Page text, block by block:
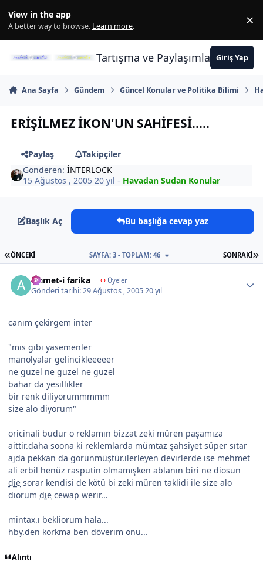
View in the app
A better way to browse. Learn more. ×
Tartışma ve PaylaşımlarınGiriş Yap
Ana Sayfa Gündem Güncel Konular ve Politika Bilimi
ERİŞİLMEZ İKON'UN SAHİFESİ.....
Paylaş
Takipçiler
Gönderen:İNTERLOCK
15 Ağustos , 2005 20 yıl - Havadan Sudan Konular
Başlık Aç Bu başlığa cevap yaz
İLK SAYFA
ÖNCEKI SONRAKI
SAYFA: 3 - TOPLAM: 46
alamet-i farika ΦÜyeler
Gönderi tarihi:29 Ağustos , 200520 yıl
canım çekirgem inter
"mis gibi yasemenler
manolyalar gelincikleeeeer
ne guzel ne guzel ne guzel
bahar da yesillikler
bir renk diliyorummmmm
size alo diyorum"
oricinali budur o reklamın bizzat zeki müren paşamıza
aittir.daha soona ki reklemlarda mümtaz şahsiyet süper sıtar
ajda pekkan da görünmüştür.ilerleyen devirlerde ise mehmet
ali erbil henüz rasputin olmamışken ablanın biri ne diosun
die sorar kendisi de kötü bi zeki müren taklidi ile size alo
diorum die cewap werir...
mintax.ı bekliorum hala...
hby.den korkma ben döverim onu...
Alıntı